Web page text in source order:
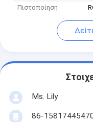
Πιστοποίηση
Ms. Lily
86-